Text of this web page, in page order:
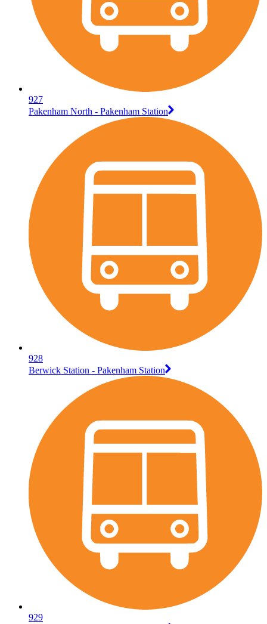
927
Pakenham North - Pakenham Station
928
Berwick Station - Pakenham Station
929